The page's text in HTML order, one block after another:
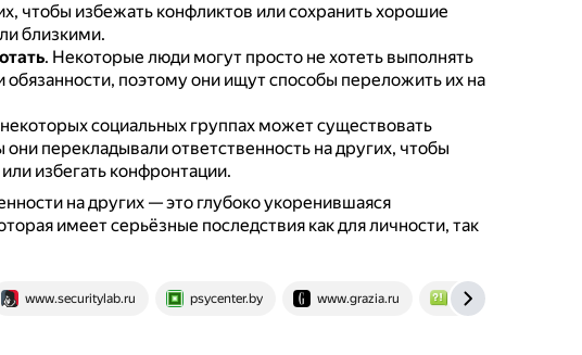
чтобы избежать конфликтов или сохранить хорошие
близкими.
. Некоторые люди могут просто не хотеть выполнять
поэтому они ищут способы переложить их на
социальных группах может существовать
перекладывали ответственность на других, чтобы
избегать конфронтации.
на других — это глубоко укоренившаяся
имеет серьёзные последствия как для личности, так
www.securitylab.ru psycenter.by www.grazia.ru www.bolshoyvopros.ru